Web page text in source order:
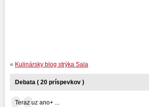
« Kulinársky blog strýka Sala
Debata ( 20 príspevkov )
Teraz uz ano+ ...